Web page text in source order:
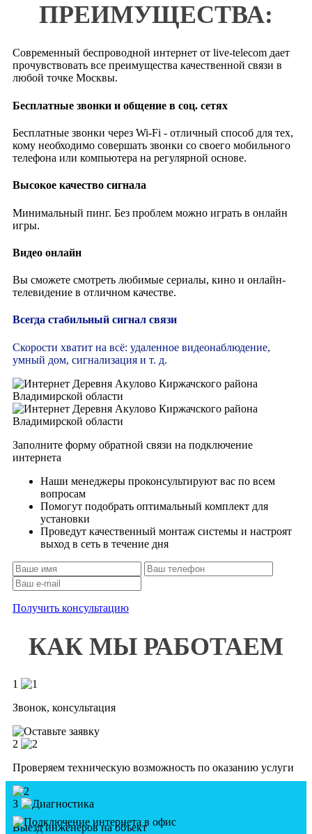
ПРЕИМУЩЕСТВА:
Современный беспроводной интернет от live-telecom дает
прочувствовать все преимущества качественной связи в
любой точке Москвы.
Бесплатные звонки и общение в соц. сетях
Бесплатные звонки через Wi-Fi - отличный способ для тех,
кому необходимо совершать звонки со своего мобильного
телефона или компьютера на регулярной основе.
Высокое качество сигнала
Минимальный пинг. Без проблем можно играть в онлайн
игры.
Видео онлайн
Вы сможете смотреть любимые сериалы, кино и онлайн-
телевидение в отличном качестве.
Всегда стабильный сигнал связи
Скорости хватит на всё: удаленное видеонаблюдение,
умный дом, сигнализация и т. д.
Заполните форму обратной связи на подключение
интернета
Наши менеджеры проконсультируют вас по всем
вопросам
Помогут подобрать оптимальный комплект для
установки
Проведут качественный монтаж системы и настроят
выход в сеть в течение дня
Получить консультацию
КАК МЫ РАБОТАЕМ
1
Звонок, консультация
2
Проверяем техническую возможность по оказанию услуги
3
Выезд инженеров на объект